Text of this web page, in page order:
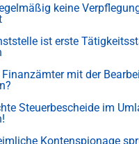
keine
ist erste
mit der
Steuerbescheide im
Kontenspionage